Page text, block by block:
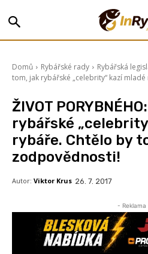
Domů Rybářské rady Rybářská
tom, jak rybářské „celebrity“ kazí
ŽIVOT
rybářské
rybáře. Chtělo by
zodpovědnosti!
Autor: Viktor Krus 26. 7. 2017
- Reklama